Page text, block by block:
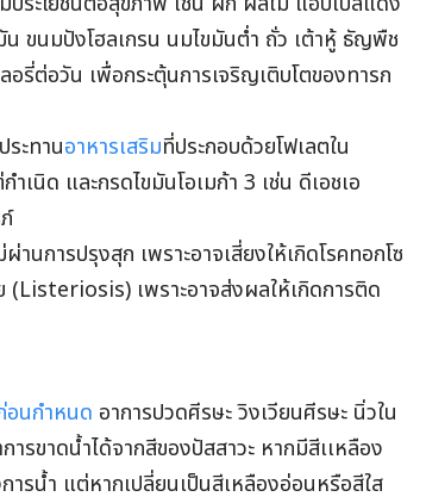
ขนมปังโฮลเกรน นมไขมันต่ำ ถั่ว เต้าหู้ ธัญพืช
รี่ต่อวัน เพื่อกระตุ้นการเจริญเติบโตของทารก
ะทานอาหารเสริมที่ประกอบด้วยโฟเลตใน
เนิด และกรดไขมันโอเมก้า 3 เช่น ดีเอชเอ
านการปรุงสุก เพราะอาจเสี่ยงให้เกิดโรคทอกโซ
เพราะอาจส่งผลให้เกิดการติด
อนกำหนด อาการปวดศีรษะ วิงเวียนศีรษะ นิ่วใน
ขาดน้ำได้จากสีของปัสสาวะ หากมีสีเเหลือง
รน้ำ แต่หากเปลี่ยนเป็นสีเหลืองอ่อนหรือสีใส